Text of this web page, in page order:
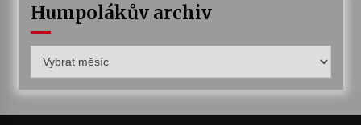
Humpolákův archiv
archiv